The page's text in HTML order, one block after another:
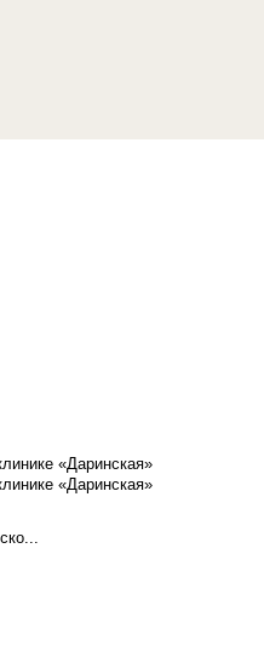
«Даринская»
«Даринская»